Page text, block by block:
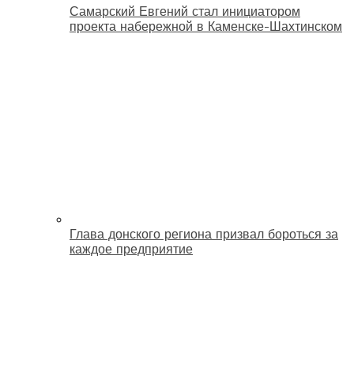
Самарский Евгений стал инициатором
проекта набережной в Каменске-Шахтинском
Глава донского региона призвал бороться за
каждое предприятие